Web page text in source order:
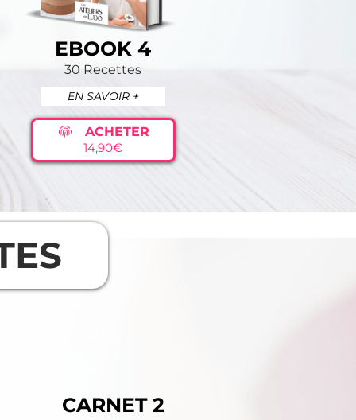
EBOOK 4
30 Recettes
EN SAVOIR +
ACHETER
14,90€
CARNET 2